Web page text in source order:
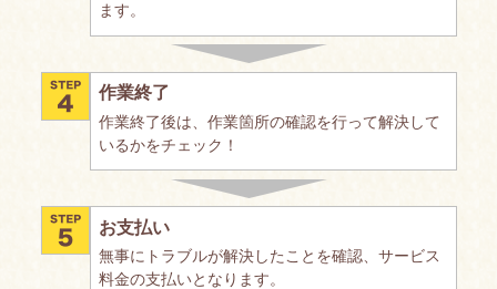
ます。
作業終了
作業終了後は、作業箇所の確認を行って解決して
いるかをチェック！
お支払い
無事にトラブルが解決したことを確認、サービス
料金の支払いとなります。